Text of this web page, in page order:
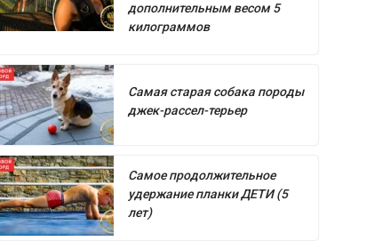
дополнительным весом 5
килограммов
Самая старая собака породы
джек-рассел-терьер
Самое продолжительное
удержание планки ДЕТИ (5
лет)